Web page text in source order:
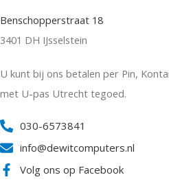
Benschopperstraat 18
3401 DH IJsselstein
U kunt bij ons betalen per Pin,
met U-pas Utrecht tegoed.
030-6573841
info@dewitcomputers.nl
Volg ons op Facebook